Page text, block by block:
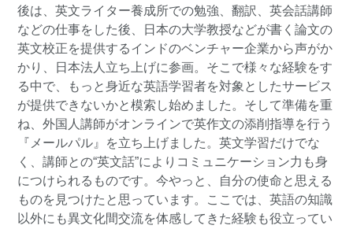
後は、英文ライター養成所での勉強、翻訳、英会話講師
などの仕事をした後、日本の大学教授などが書く論文の
英文校正を提供するインドのベンチャー企業から声がか
かり、日本法人立ち上げに参画。そこで様々な経験をす
る中で、もっと身近な英語学習者を対象としたサービス
が提供できないかと模索し始めました。そして準備を重
ね、外国人講師がオンラインで英作文の添削指導を行う
『メールパル』を立ち上げました。英文学習だけでな
く、講師との“英文話”によりコミュニケーション力も身
につけられるものです。今やっと、自分の使命と思える
ものを見つけたと思っています。ここでは、英語の知識
以外にも異文化間交流を体感してきた経験も役立ってい